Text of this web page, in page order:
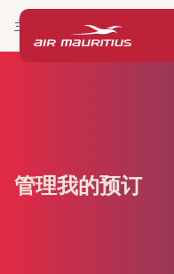
主页 Book & Manage
管理我的预订